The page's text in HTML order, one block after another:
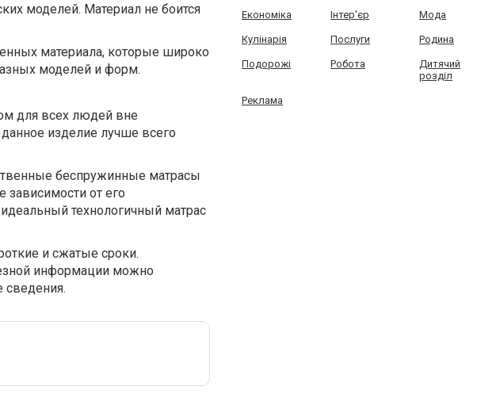
моделей. Материал не боится
материала, которые широко
моделей и форм.
для всех людей вне
изделие лучше всего
беспружинные матрасы
от его
технологичный матрас
и сжатые сроки.
информации можно
сведения.
Економіка Інтер'єр Мода
Кулінарія Послуги Родина
Подорожі Робота
Дитячий
розділ
Реклама